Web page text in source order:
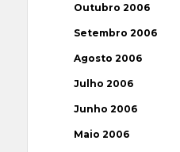
Outubro 2006
Setembro 2006
Agosto 2006
Julho 2006
Junho 2006
Maio 2006